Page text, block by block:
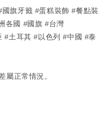
旗牙籤 #蛋糕裝飾 #餐點裝
各國 #國旗 #台灣
#土耳其 #以色列 #中國 #泰
屬正常情況。